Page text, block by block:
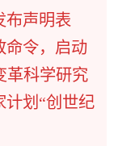
布声明表
命令，启动
革科学研究
计划“创世纪